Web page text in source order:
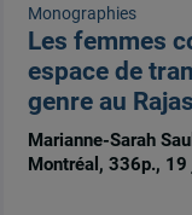
Monographies
Les femmes
espace de
genre au
Marianne-Sarah
Montréal, 336p.,